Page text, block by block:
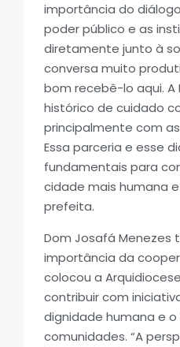
importância do
poder público e as
diretamente junto à
conversa muito
bom recebê-lo aqui.
histórico de cuidado
principalmente com
Essa parceria e esse
fundamentais para
cidade mais humana
prefeita.
Dom Josafá Menezes
importância da
colocou a
contribuir com
dignidade humana e
comunidades. “A